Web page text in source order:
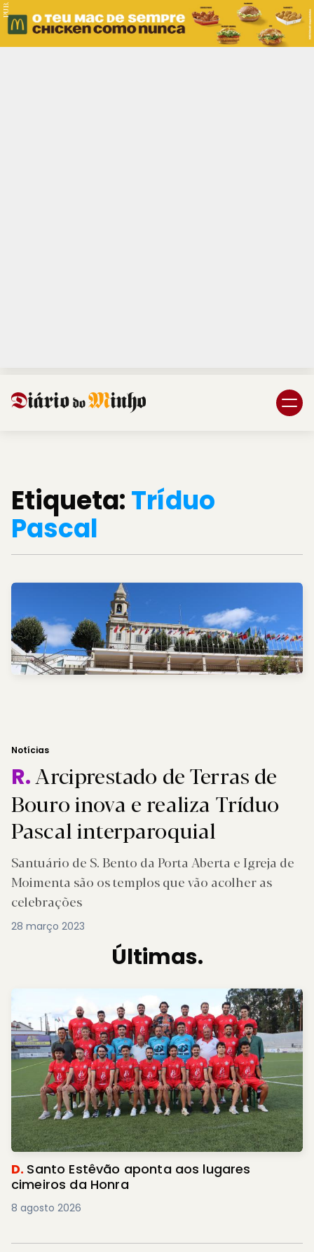
PUB.
Etiqueta:Tríduo
Pascal
Notícias
R.Arciprestado de Terras de
Bouro inova e realiza Tríduo
Pascal interparoquial
Santuário de S. Bento da Porta Aberta e Igreja de
Moimenta são os templos que vão acolher as
celebrações
28 março 2023
Últimas.
D. Santo Estêvão aponta aos lugares
cimeiros da Honra
8 agosto 2026